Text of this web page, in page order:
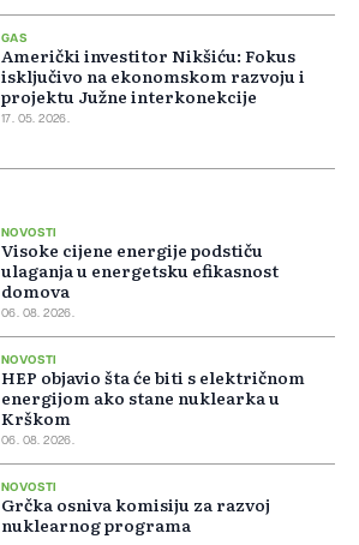
GAS
Američki investitor Nikšiću: Fokus
isključivo na ekonomskom razvoju i
projektu Južne interkonekcije
17. 05. 2026.
NOVOSTI
Visoke cijene energije podstiču
ulaganja u energetsku efikasnost
domova
06. 08. 2026.
NOVOSTI
HEP objavio šta će biti s električnom
energijom ako stane nuklearka u
Krškom
06. 08. 2026.
NOVOSTI
Grčka osniva komisiju za razvoj
nuklearnog programa